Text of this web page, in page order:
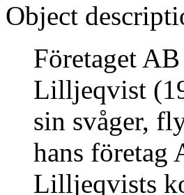
Object
Företaget
Lilljeqvist
sin svåger,
hans företag
Lilljeqvists